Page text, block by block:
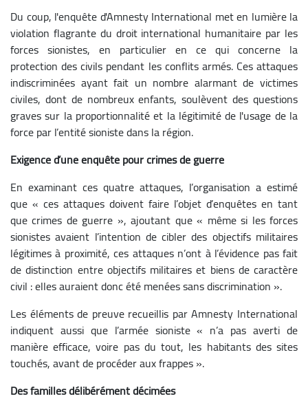
Du coup, l'enquête d'Amnesty International met en lumière la
violation flagrante du droit international humanitaire par les
forces sionistes, en particulier en ce qui concerne la
protection des civils pendant les conflits armés. Ces attaques
indiscriminées ayant fait un nombre alarmant de victimes
civiles, dont de nombreux enfants, soulèvent des questions
graves sur la proportionnalité et la légitimité de l'usage de la
force par l’entité sioniste dans la région.
Exigence d’une enquête pour crimes de guerre
En examinant ces quatre attaques, l’organisation a estimé
que « ces attaques doivent faire l’objet d’enquêtes en tant
que crimes de guerre », ajoutant que « même si les forces
sionistes avaient l’intention de cibler des objectifs militaires
légitimes à proximité, ces attaques n’ont à l’évidence pas fait
de distinction entre objectifs militaires et biens de caractère
civil : elles auraient donc été menées sans discrimination ».
Les éléments de preuve recueillis par Amnesty International
indiquent aussi que l’armée sioniste « n’a pas averti de
manière efficace, voire pas du tout, les habitants des sites
touchés, avant de procéder aux frappes ».
Des familles délibérément décimées